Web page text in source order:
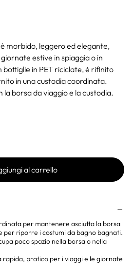
morbido, leggero ed elegante,
estive in spiaggia o in
bottiglie in PET riciclate, è rifinito
in una custodia coordinata.
la borsa da viaggio e la custodia.
al carrello
per mantenere asciutta la borsa
per riporre i costumi da bagno bagnati.
poco spazio nella borsa o nella
rapida, pratico per i viaggi e le giornate